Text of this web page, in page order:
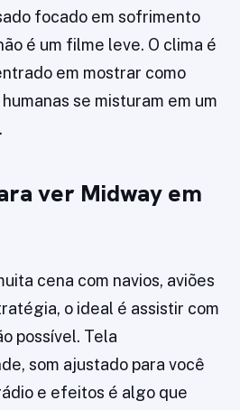
focado em sofrimento
é um filme leve. O clima é
em mostrar como
se misturam em um
ver Midway em
cena com navios, aviões
o ideal é assistir com
possível. Tela
som ajustado para você
e efeitos é algo que